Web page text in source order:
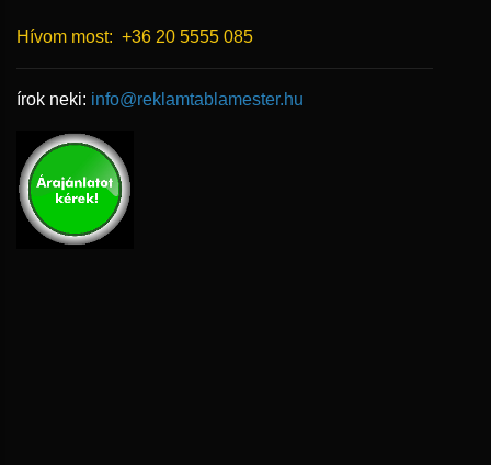
Hívom most: +36 20 5555 085
írok neki: info@reklamtablamester.hu